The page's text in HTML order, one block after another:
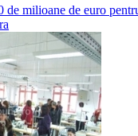
de milioane de euro